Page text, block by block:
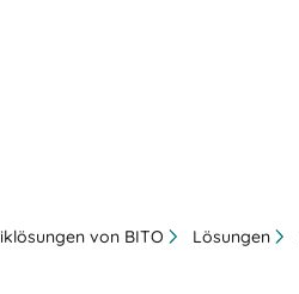
von BITO Lösungen